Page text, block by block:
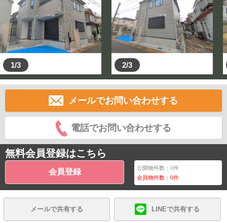
1/3 2/3
メールでお問い合わせする
電話でお問い合わせする
無料会員登録はこちら
会員登録 公開物件数：0件
会員物件数：0件
メールで共有する LINEで共有する